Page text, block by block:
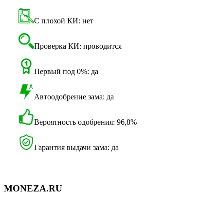
С плохой КИ: нет
Проверка КИ: проводится
Первый под 0%: да
Автоодобрение зама: да
Вероятность одобрения: 96,8%
Гарантия выдачи зама: да
MONEZA.RU